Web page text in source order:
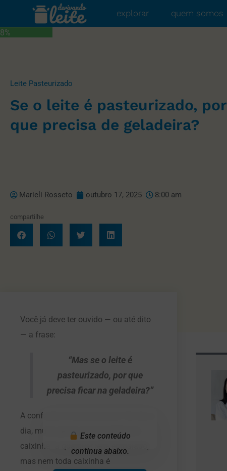
explorar quem somos
8%
Leite Pasteurizado
Se o leite é pasteurizado, por
que precisa de geladeira?
Marieli Rosseto outubro 17, 2025 8:00 am
compartilhe
Você já deve ter ouvido — ou até dito
— a frase:
“Mas se o leite é
pasteurizado, por que
precisa ficar na geladeira?”
Este conteúdo
continua abaixo.
A confusão é compreensível. No dia a
dia, muita gente associa “leite em
caixinha” a qualquer leite embalado,
mas nem toda caixinha é